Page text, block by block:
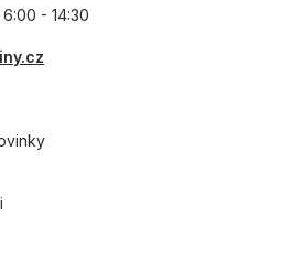
- 14:30